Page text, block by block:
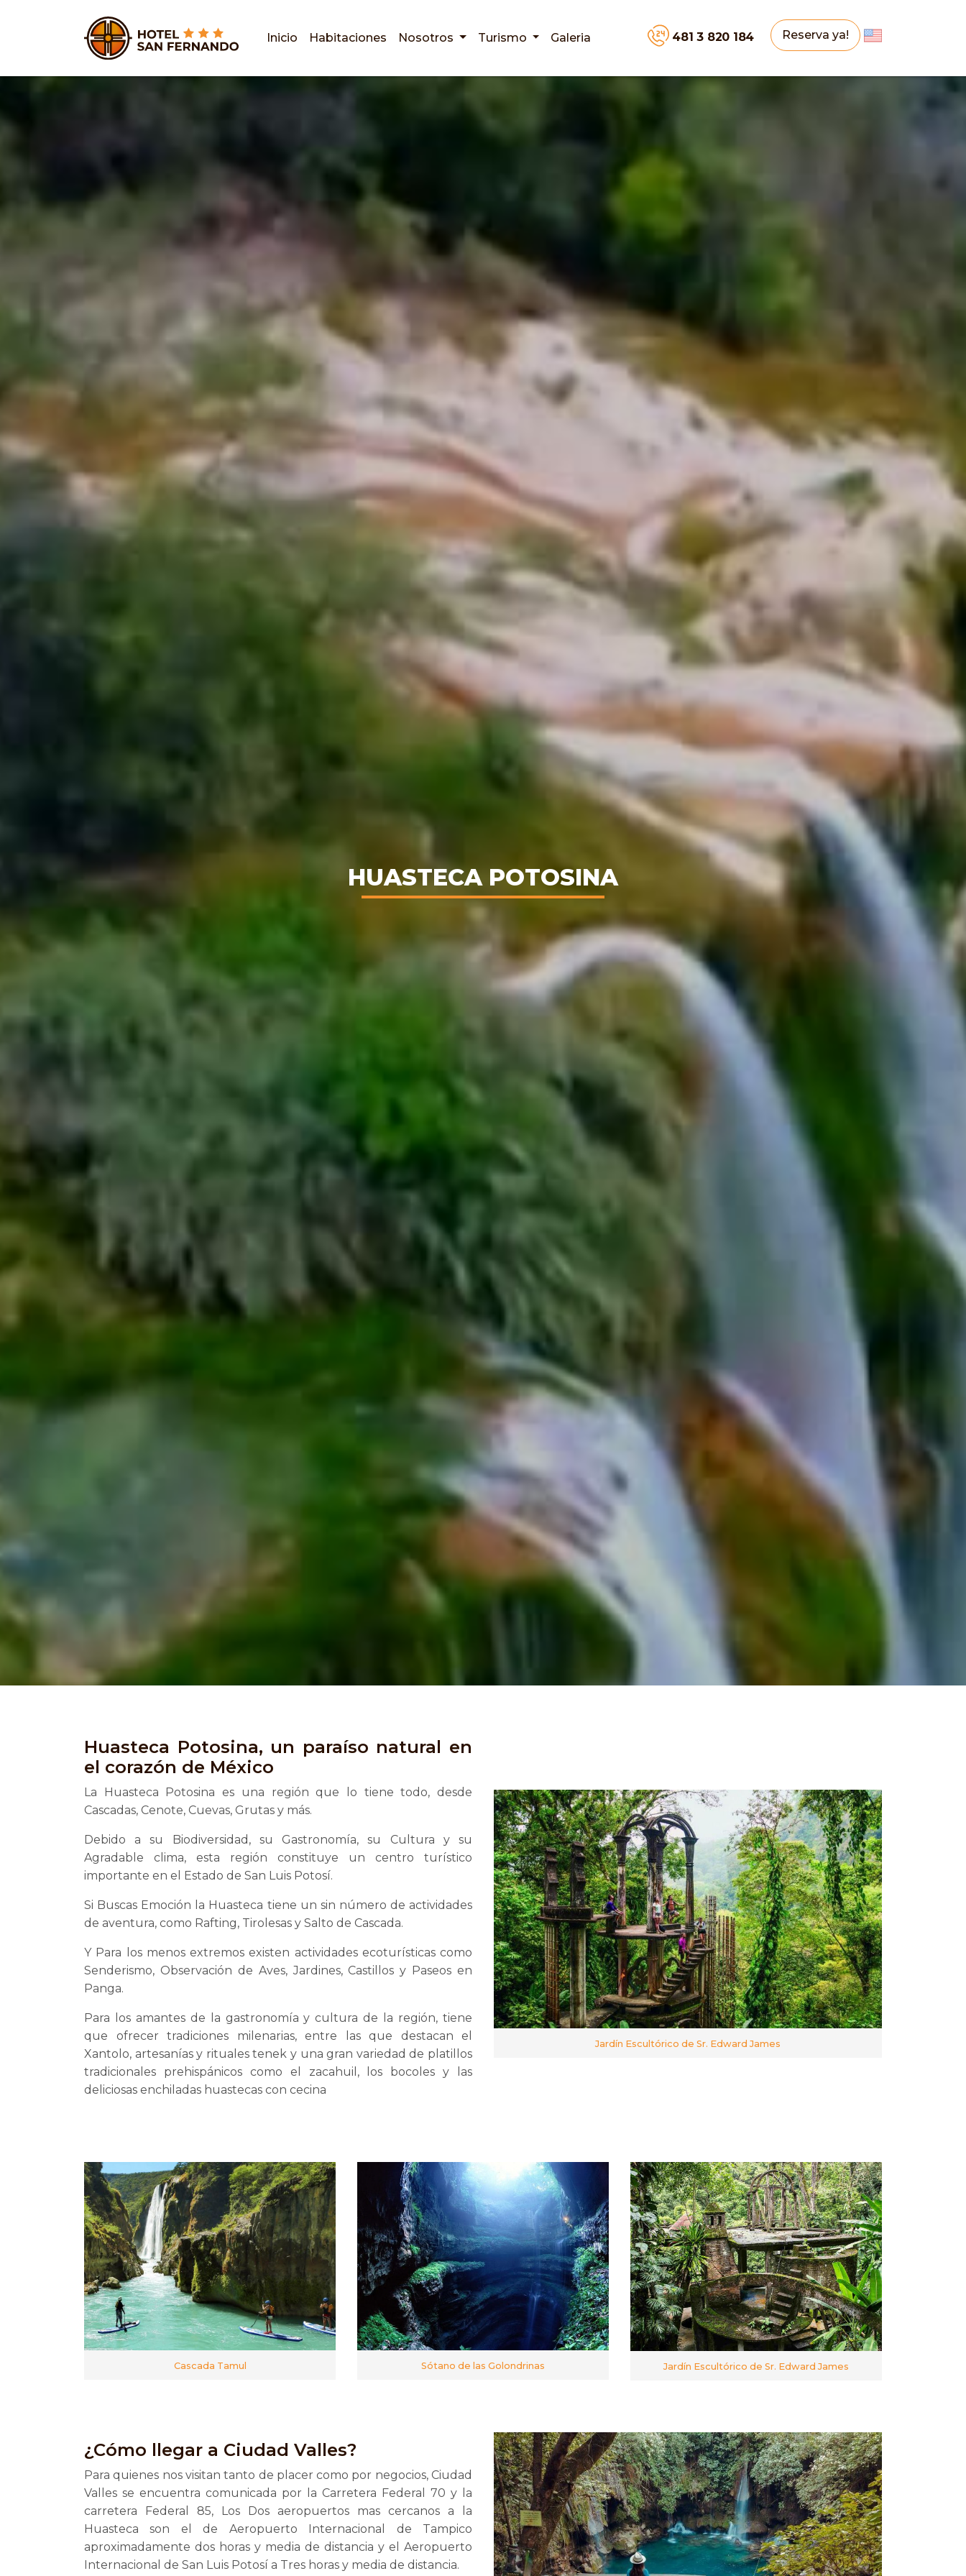
Inicio Habitaciones Nosotros Turismo Galeria 481 3 820 184 Reserva ya!
HUASTECA POTOSINA
Huasteca Potosina, un paraíso natural en
el corazón de México
La Huasteca Potosina es una región que lo tiene todo, desde
Cascadas, Cenote, Cuevas, Grutas y más.
Debido a su Biodiversidad, su Gastronomía, su Cultura y su
Agradable clima, esta región constituye un centro turístico
importante en el Estado de San Luis Potosí.
Si Buscas Emoción la Huasteca tiene un sin número de actividades
de aventura, como Rafting, Tirolesas y Salto de Cascada.
Y Para los menos extremos existen actividades ecoturísticas como
Senderismo, Observación de Aves, Jardines, Castillos y Paseos en
Panga.
Para los amantes de la gastronomía y cultura de la región, tiene
que ofrecer tradiciones milenarias, entre las que destacan el
Xantolo, artesanías y rituales tenek y una gran variedad de platillos
tradicionales prehispánicos como el zacahuil, los bocoles y las
deliciosas enchiladas huastecas con cecina
Jardín Escultórico de Sr. Edward James
Cascada Tamul Sótano de las Golondrinas Jardín Escultórico de Sr. Edward James
¿Cómo llegar a Ciudad Valles?
Para quienes nos visitan tanto de placer como por negocios, Ciudad
Valles se encuentra comunicada por la Carretera Federal 70 y la
carretera Federal 85, Los Dos aeropuertos mas cercanos a la
Huasteca son el de Aeropuerto Internacional de Tampico
aproximadamente dos horas y media de distancia y el Aeropuerto
Internacional de San Luis Potosí a Tres horas y media de distancia.